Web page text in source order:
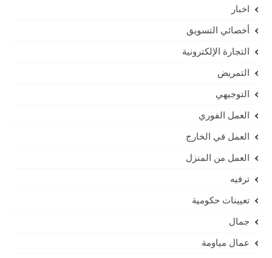
اخبار
أخصائي التسويق
التجارة الإلكترونية
التمريض
التوجيهي
العمل الفوري
العمل في الخارج
العمل من المنزل
ترفيه
تعيينات حكومية
جمال
عمال مياومة